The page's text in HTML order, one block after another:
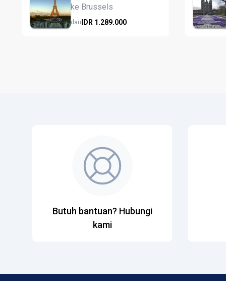
ke Brussels
dariIDR 1.289.000
Butuh bantuan? Hubungi
kami